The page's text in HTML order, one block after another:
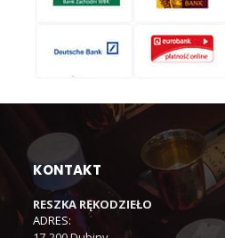
KONTAKT
RESZKA RĘKODZIEŁO
ADRES: